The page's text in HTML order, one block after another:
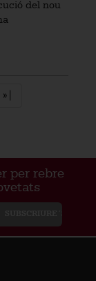
del nou
»|
per rebre